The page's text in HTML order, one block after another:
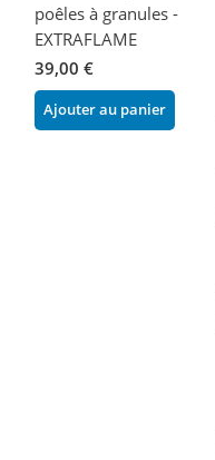
poêles à granules -
EXTRAFLAME
39,00 €
Ajouter au panier